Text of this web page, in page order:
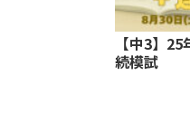
【中3】
続模試